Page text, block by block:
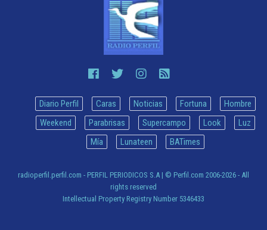
Diario Perfil Caras Noticias Fortuna
Hombre
Weekend
Parabrisas Supercampo Look
Luz
Mía
Lunateen BATimes
radioperfil.perfil.com - PERFIL PERIODICOS S.A | © Perfil.com 2006-2026 - All
rights reserved
Intellectual Property Registry Number 5346433